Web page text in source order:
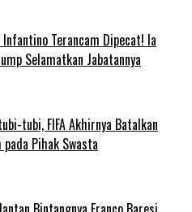
Infantino Terancam Dipecat! Ia
Selamatkan Jabatannya
tubi, FIFA Akhirnya Batalkan
pada Pihak Swasta